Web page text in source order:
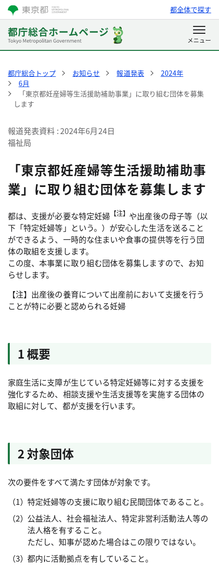
都全体で探す
都庁総合トップ お知らせ 報道発表
2024年
6月
「東京都妊産婦等生活援助補助事業」に取り組む団体を募集
します
報道発表資料 2024年6月24日
福祉局
「東京都妊産婦等生活援助補助事
業」に取り組む団体を募集します
都は、支援が必要な特定妊婦 【注】 や出産後の母子等（以
下「特定妊婦等」という。）が安心した生活を送ること
ができるよう、一時的な住まいや食事の提供等を行う団
体の取組を支援します。
この度、本事業に取り組む団体を募集しますので、お知
らせします。
【注】出産後の養育について出産前において支援を行う
ことが特に必要と認められる妊婦
1 概要
家庭生活に支障が生じている特定妊婦等に対する支援を
強化するため、相談支援や生活支援等を実施する団体の
取組に対して、都が支援を行います。
2 対象団体
次の要件をすべて満たす団体が対象です。
特定妊婦等の支援に取り組む民間団体であること。
公益法人、社会福祉法人、特定非営利活動法人等の
法人格を有すること。
ただし、知事が認めた場合はこの限りではない。
都内に活動拠点を有していること。